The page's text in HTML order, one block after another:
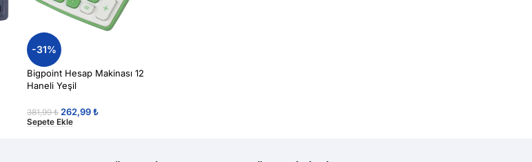
-31%
Bigpoint Hesap Makinası 12
Haneli Yeşil
381,99₺ 262,99₺
Sepete Ekle